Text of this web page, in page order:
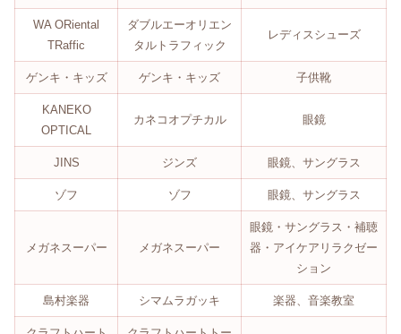
WA ORiental
TRaffic
ダブルエーオリエン
タルトラフィック
レディスシューズ
ゲンキ・キッズ ゲンキ・キッズ 子供靴
KANEKO
OPTICAL
カネコオプチカル 眼鏡
JINS ジンズ 眼鏡、サングラス
ゾフ ゾフ 眼鏡、サングラス
メガネスーパー メガネスーパー
眼鏡・サングラス・補聴
器・アイケアリラクゼー
ション
島村楽器 シマムラガッキ 楽器、音楽教室